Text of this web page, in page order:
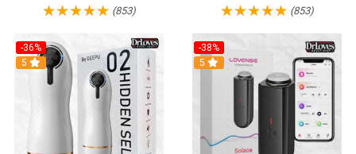
(853) (853)
-36%
Hot
5
-38%
Hot
5